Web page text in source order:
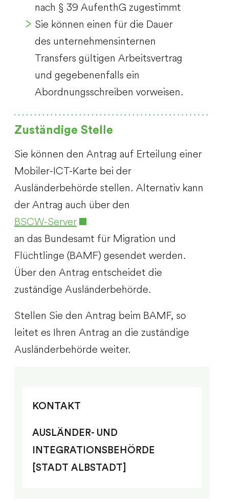
nach § 39 AufenthG zugestimmt
Sie können einen für die Dauer
des unternehmensinternen
Transfers gültigen Arbeitsvertrag
und gegebenenfalls ein
Abordnungsschreiben vorweisen.
Zuständige Stelle
Sie können den Antrag auf Erteilung einer
Mobiler-ICT-Karte bei der
Ausländerbehörde stellen. Alternativ kann
der Antrag auch über den
BSCW-Server
an das Bundesamt für Migration und
Flüchtlinge (BAMF) gesendet werden.
Über den Antrag entscheidet die
zuständige Ausländerbehörde.
Stellen Sie den Antrag beim BAMF, so
leitet es Ihren Antrag an die zuständige
Ausländerbehörde weiter.
KONTAKT
AUSLÄNDER- UND
INTEGRATIONSBEHÖRDE
[STADT ALBSTADT]